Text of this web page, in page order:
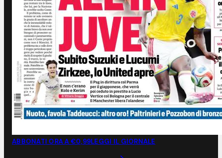
ABBONATI ORA A €0,99LEGGI IL GIORNALE